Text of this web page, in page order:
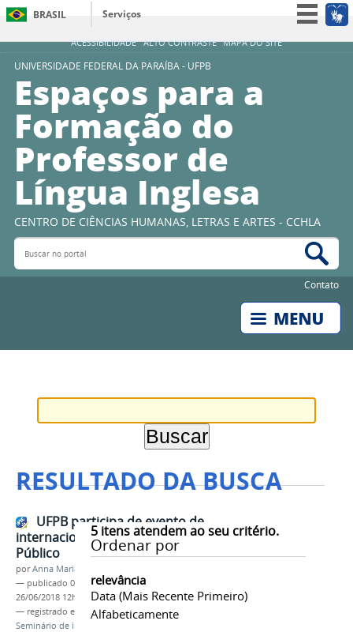
ACESSIBILIDADE ALTO CONTRASTE MAPA DO SITE
BRASIL
Serviços
Simplifique!
Acesso à informação
UNIVERSIDADE FEDERAL DA PARAÍBA - UFPB
Espaços para a
Formação do
Professor de
Língua Inglesa
CENTRO DE CIÊNCIAS HUMANAS, LETRAS E ARTES - CCHLA
Buscar no portal
Contato
RESULTADO DA BUSCA
5itens atendem ao seu critério.
Ordenar por
relevância
Data (mais Recente Primeiro)
Alfabeticamente
UFPB participa de evento de
internacionalização do Ensino
Público
porAnna Maria Bento
— publicado 08/06/2018—última modificação
26/06/2018 12h27
— registrado em:
EFOPLI,EFOPLI-UFPB,
Seminário de internacionalização do ensino